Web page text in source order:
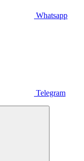
Whatsapp
Telegram